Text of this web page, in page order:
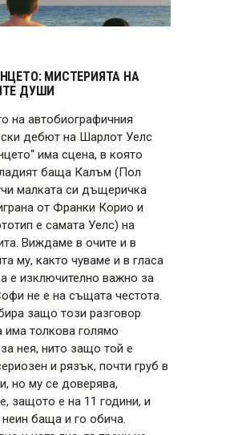
МИСТЕРИЯТА НА
ДУШИ
на автобиографичния
дебют на Шарлот Уелс
има сцена, в която
баща Калъм (Пол
малката си дъщеричка
от Франки Корио и
е самата Уелс) на
Виждаме в очите и в
му, както чуваме и в гласа
е изключително важно за
не е на същата честота.
защо този разговор
има толкова голямо
нея, нито защо той е
и рязък, почти груб в
но му се доверява,
защото е на 11 години, и
баща и го обича.